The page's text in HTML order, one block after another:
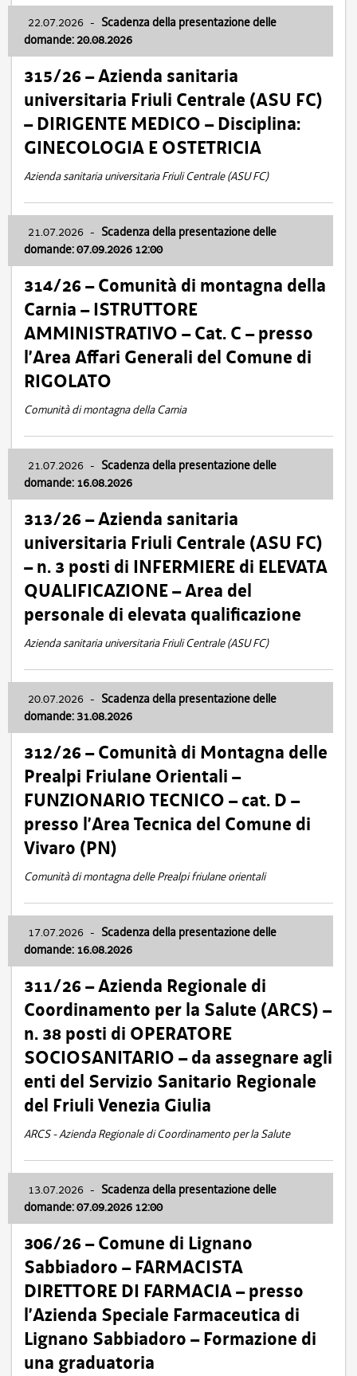
22.07.2026 - Scadenza della presentazione delle
domande: 20.08.2026
315/26 – Azienda sanitaria
universitaria Friuli Centrale (ASU FC)
– DIRIGENTE MEDICO – Disciplina:
GINECOLOGIA E OSTETRICIA
Azienda sanitaria universitaria Friuli Centrale (ASU FC)
21.07.2026 - Scadenza della presentazione delle
domande: 07.09.2026 12:00
314/26 – Comunità di montagna della
Carnia – ISTRUTTORE
AMMINISTRATIVO – Cat. C – presso
l’Area Affari Generali del Comune di
RIGOLATO
Comunità di montagna della Carnia
21.07.2026 - Scadenza della presentazione delle
domande: 16.08.2026
313/26 – Azienda sanitaria
universitaria Friuli Centrale (ASU FC)
– n. 3 posti di INFERMIERE di ELEVATA
QUALIFICAZIONE – Area del
personale di elevata qualificazione
Azienda sanitaria universitaria Friuli Centrale (ASU FC)
20.07.2026 - Scadenza della presentazione delle
domande: 31.08.2026
312/26 – Comunità di Montagna delle
Prealpi Friulane Orientali –
FUNZIONARIO TECNICO – cat. D –
presso l’Area Tecnica del Comune di
Vivaro (PN)
Comunità di montagna delle Prealpi friulane orientali
17.07.2026 - Scadenza della presentazione delle
domande: 16.08.2026
311/26 – Azienda Regionale di
Coordinamento per la Salute (ARCS) –
n. 38 posti di OPERATORE
SOCIOSANITARIO – da assegnare agli
enti del Servizio Sanitario Regionale
del Friuli Venezia Giulia
ARCS - Azienda Regionale di Coordinamento per la Salute
13.07.2026 - Scadenza della presentazione delle
domande: 07.09.2026 12:00
306/26 – Comune di Lignano
Sabbiadoro – FARMACISTA
DIRETTORE DI FARMACIA – presso
l’Azienda Speciale Farmaceutica di
Lignano Sabbiadoro – Formazione di
una graduatoria